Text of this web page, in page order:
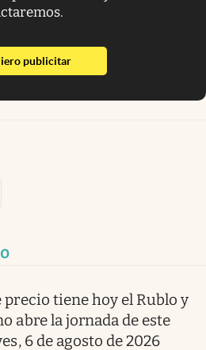
publicitarabre en nueva pestaña
precio tiene hoy el Rublo y
abre la jornada de este
6 de agosto de 2026